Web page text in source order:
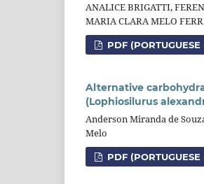
ANALICE BRIGATTI,
MARIA CLARA MELO
PDF
Alternative
(Lophiosilurus
Anderson Miranda de
Melo
PDF